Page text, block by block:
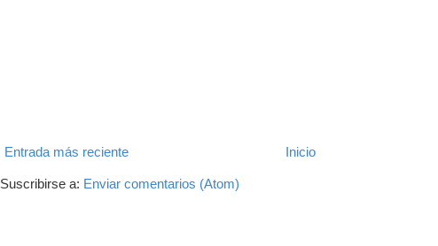
Entrada más reciente Inicio
Suscribirse a: Enviar comentarios (Atom)